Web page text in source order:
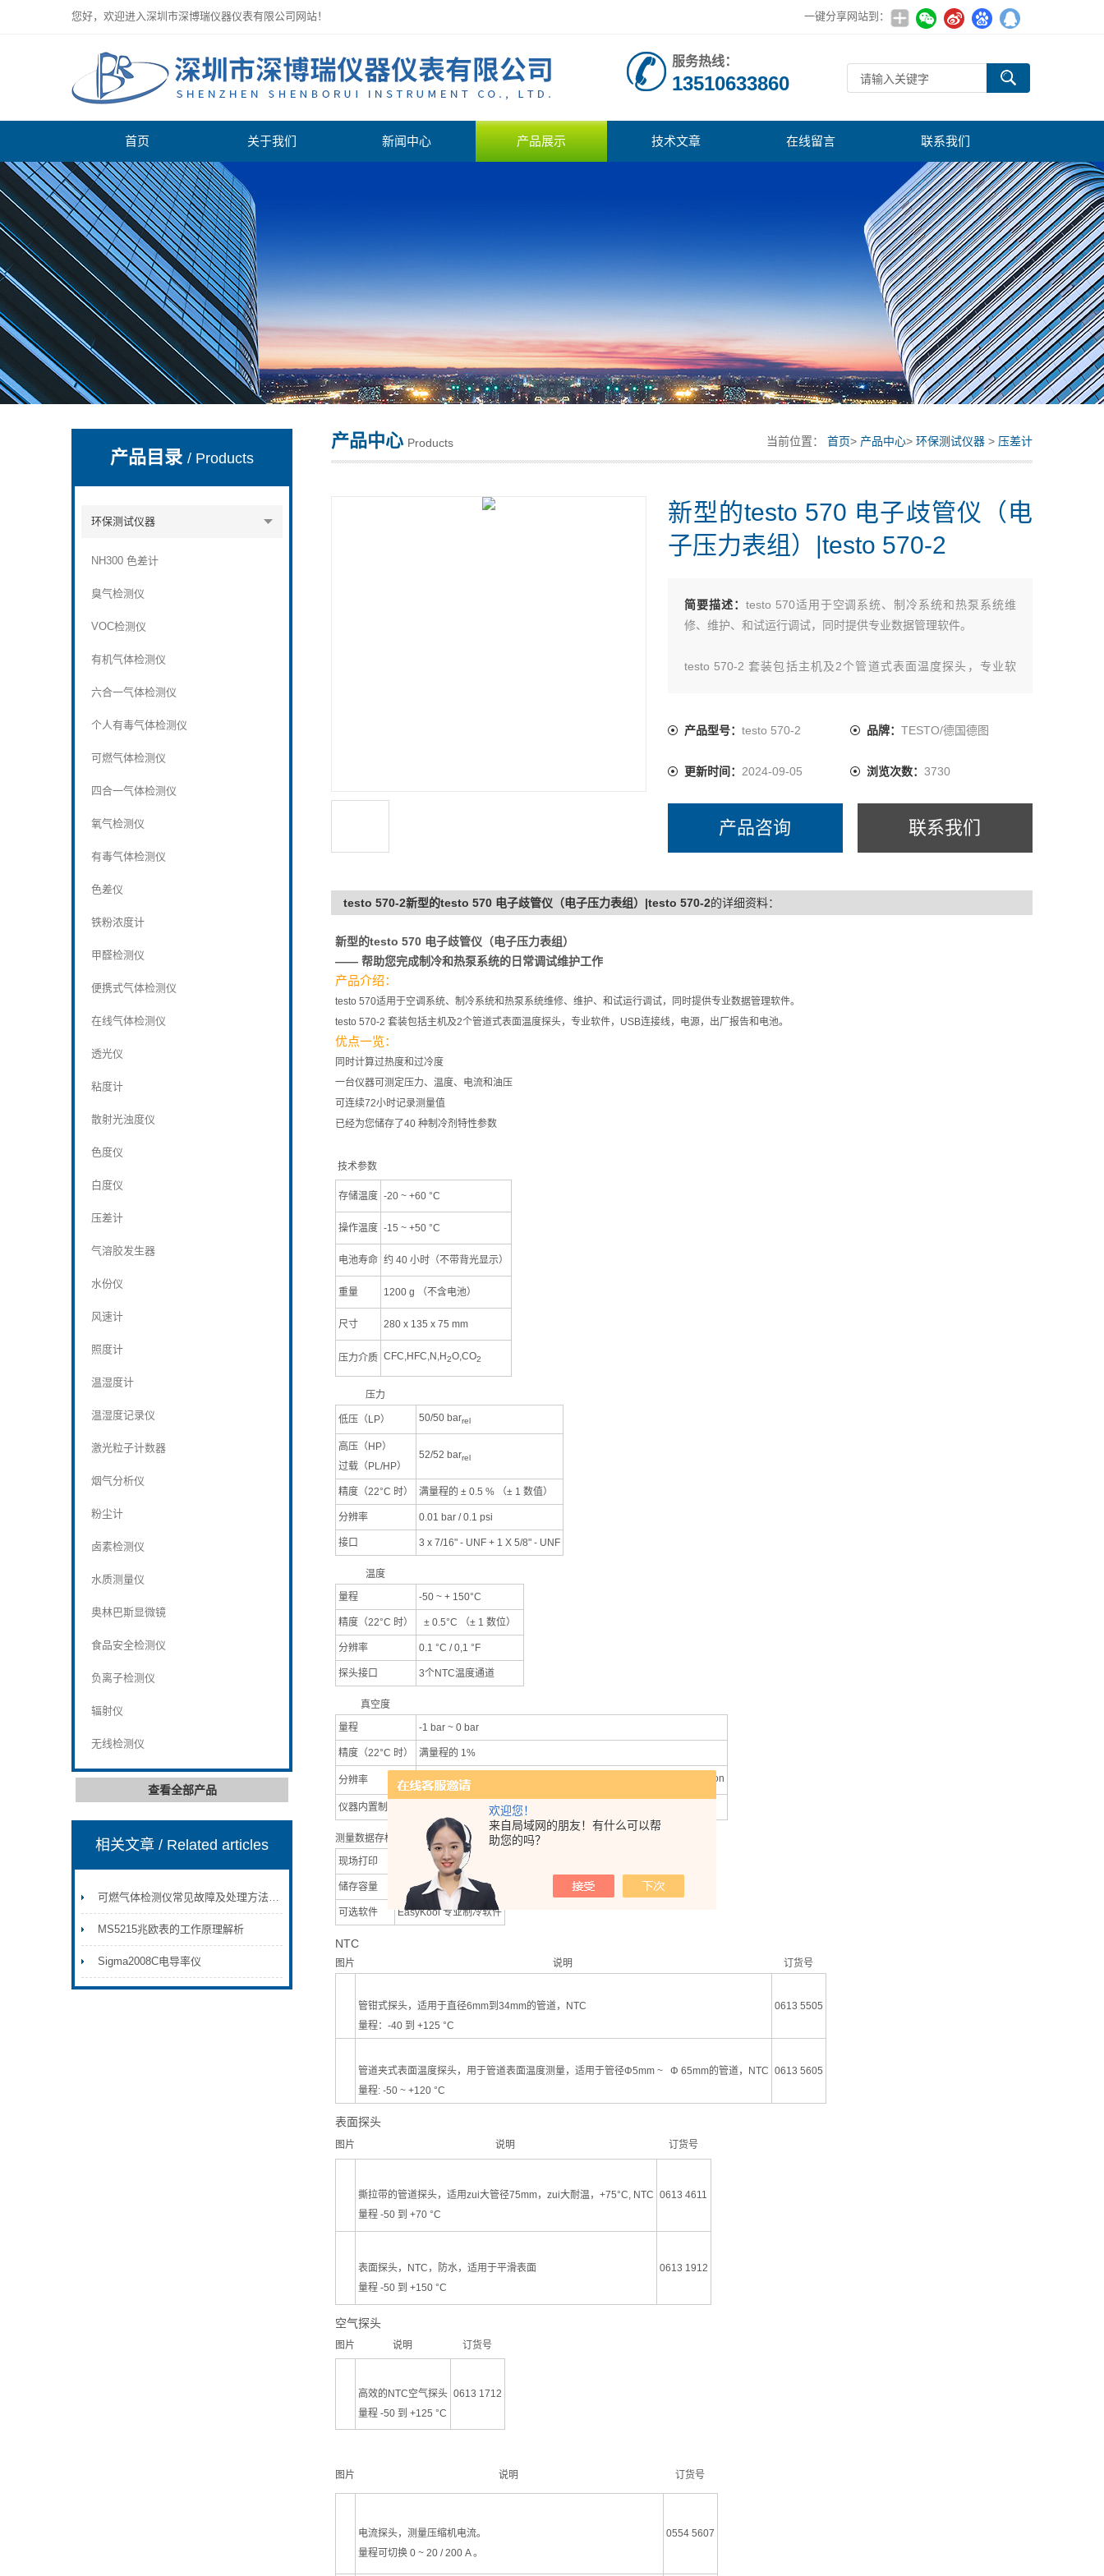
欢迎您！
来自局域网的朋友！有什么可以帮
助您的吗？
您好，欢迎进入深圳市深博瑞仪器仪表有限公司网站！ 一键分享网站到：
深圳市深博瑞仪器仪表有限公司
服务热线：
13510633860
首页 关于我们 新闻中心 产品展示 技术文章 在线留言 联系我们
产品目录/ Products
环保测试仪器
NH300 色差计
臭气检测仪
VOC检测仪
有机气体检测仪
六合一气体检测仪
个人有毒气体检测仪
可燃气体检测仪
四合一气体检测仪
氧气检测仪
有毒气体检测仪
色差仪
铁粉浓度计
甲醛检测仪
便携式气体检测仪
在线气体检测仪
透光仪
粘度计
散射光浊度仪
色度仪
白度仪
压差计
气溶胶发生器
水份仪
风速计
照度计
温湿度计
温湿度记录仪
激光粒子计数器
烟气分析仪
粉尘计
卤素检测仪
水质测量仪
奥林巴斯显微镜
食品安全检测仪
负离子检测仪
辐射仪
无线检测仪
查看全部产品
相关文章/ Related articles
可燃气体检测仪常见故障及处理方法解析
MS5215兆欧表的工作原理解析
Sigma2008C电导率仪
产品中心 Products 当前位置： 首页> 产品中心> 环保测试仪器 > 压差计
新型的testo 570 电子歧管仪（电
子压力表组）|testo 570-2
简要描述： testo 570适用于空调系统、制冷系统和热泵系统维
修、维护、和试运行调试，同时提供专业数据管理软件。
testo 570-2 套装包括主机及2个管道式表面温度探头，专业软
产品型号： testo 570-2 品牌： TESTO/德国德图
更新时间： 2024-09-05 浏览次数： 3730
产品咨询 联系我们
testo 570-2新型的testo 570 电子歧管仪（电子压力表组）|testo 570-2的详细资料：
新型的testo 570 电子歧管仪（电子压力表组）
—— 帮助您完成制冷和热泵系统的日常调试维护工作
产品介绍：
testo 570适用于空调系统、制冷系统和热泵系统维修、维护、和试运行调试，同时提供专业数据管理软件。
testo 570-2 套装包括主机及2个管道式表面温度探头，专业软件，USB连接线，电源，出厂报告和电池。
优点一览：
同时计算过热度和过冷度
一台仪器可测定压力、温度、电流和油压
可连续72小时记录测量值
已经为您储存了40 种制冷剂特性参数
技术参数
存储温度 -20 ~ +60 °C
操作温度 -15 ~ +50 °C
电池寿命 约 40 小时（不带背光显示）
重量 1200 g （不含电池）
尺寸 280 x 135 x 75 mm
压力介质 CFC,HFC,N,H2O,CO2
压力
低压（LP） 50/50 barrel
高压（HP）
过载（PL/HP）
52/52 barrel
精度（22°C 时） 满量程的 ± 0.5 % （± 1 数值）
分辨率 0.01 bar / 0.1 psi
接口 3 x 7/16" - UNF + 1 X 5/8" - UNF
温度
量程
-50 ~ + 150°C
精度（22°C 时） ± 0.5°C （± 1 数位）
分辨率 0.1 °C / 0,1 °F
探头接口 3个NTC温度通道
真空度
量程
-1 bar ~ 0 bar
精度（22°C 时） 满量程的 1%
分辨率 1mbar / 1hPa / 0.5 Torr / 0.5 in H O / 0.02 in Hg / 100 Pa / 500 Micron
仪器内置制冷剂
测量数据存档
现场打印
红外打印机
储存容量 长达72小时的连续监测
可选软件 EasyKool 专业制冷软件
NTC
图片 说明 订货号
管钳式探头，适用于直径6mm到34mm的管道，NTC
量程：-40 到 +125 °C
0613 5505
管道夹式表面温度探头，用于管道表面温度测量，适用于管径Φ5mm ~ Φ 65mm的管道，NTC
量程: -50 ~ +120 °C
0613 5605
表面探头
图片 说明 订货号
撕拉带的管道探头，适用zui大管径75mm，zui大耐温，+75°C, NTC
量程 -50 到 +70 °C
0613 4611
表面探头，NTC，防水，适用于平滑表面
量程 -50 到 +150 °C
0613 1912
空气探头
图片 说明 订货号
高效的NTC空气探头
量程 -50 到 +125 °C
0613 1712
图片 说明 订货号
电流探头，测量压缩机电流。
量程可切换 0 ~ 20 / 200 A 。
0554 5607